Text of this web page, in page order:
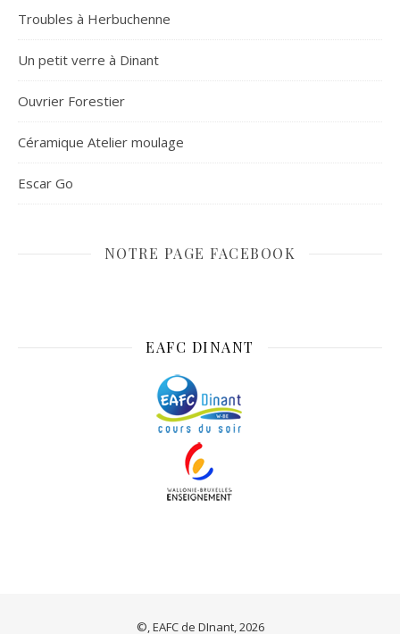
Troubles à Herbuchenne
Un petit verre à Dinant
Ouvrier Forestier
Céramique Atelier moulage
Escar Go
NOTRE PAGE FACEBOOK
EAFC DINANT
©, EAFC de DInant, 2026